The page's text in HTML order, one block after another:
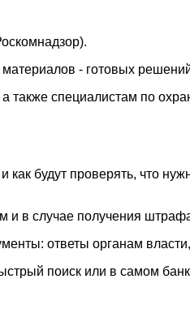
- готовых
специалистам по
будут проверять, что
и в случае получения
ответы органам
поиск или в самом